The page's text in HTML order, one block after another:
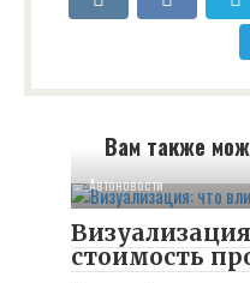
Вам также
Автоновости
стоимость